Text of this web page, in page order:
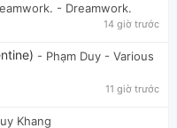
- Dreamwork.
14 giờ trước
- Phạm Duy - Various
11 giờ trước
Khang